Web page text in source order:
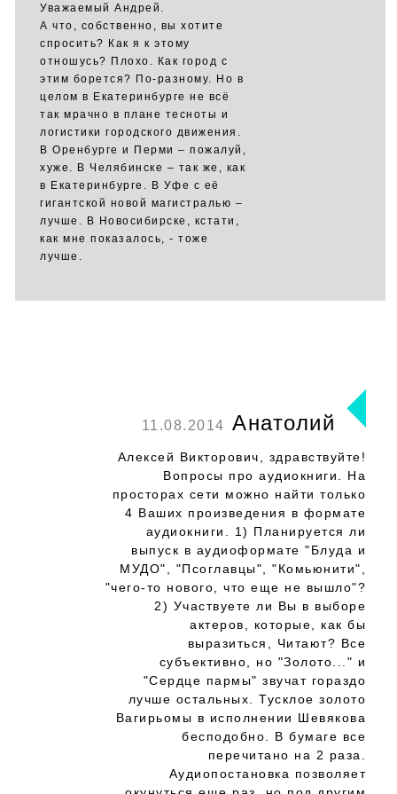
Уважаемый Андрей.
А что, собственно, вы хотите
спросить? Как я к этому
отношусь? Плохо. Как город с
этим борется? По-разному. Но в
целом в Екатеринбурге не всё
так мрачно в плане тесноты и
логистики городского движения.
В Оренбурге и Перми – пожалуй,
хуже. В Челябинске – так же, как
в Екатеринбурге. В Уфе с её
гигантской новой магистралью –
лучше. В Новосибирске, кстати,
как мне показалось, - тоже
лучше.
11.08.2014 Анатолий
Алексей Викторович, здравствуйте!
Вопросы про аудиокниги. На
просторах сети можно найти только
4 Ваших произведения в формате
аудиокниги. 1) Планируется ли
выпуск в аудиоформате "Блуда и
МУДО", "Псоглавцы", "Комьюнити",
"чего-то нового, что еще не вышло"?
2) Участвуете ли Вы в выборе
актеров, которые, как бы
выразиться, Читают? Все
субъективно, но "Золото..." и
"Сердце пармы" звучат гораздо
лучше остальных. Тусклое золото
Вагирьомы в исполнении Шевякова
бесподобно. В бумаге все
перечитано на 2 раза.
Аудиопостановка позволяет